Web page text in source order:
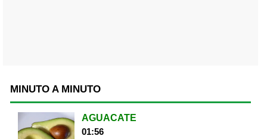
MINUTO A MINUTO
AGUACATE
01:56